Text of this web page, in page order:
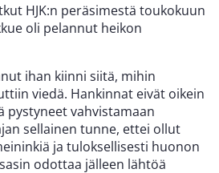
HJK:n peräsimestä toukokuun
oli pelannut heikon
ihan kiinni siitä, mihin
viedä. Hankinnat eivät oikein
pystyneet vahvistamaan
sellainen tunne, ettei ollut
ja tuloksellisesti huonon
odottaa jälleen lähtöä